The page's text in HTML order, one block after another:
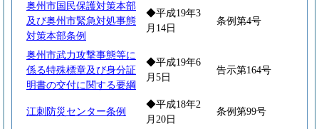
奥州市国民保護対策本部
及び奥州市緊急対処事態
対策本部条例
◆平成19年3
月14日
条例第4号
奥州市武力攻撃事態等に
係る特殊標章及び身分証
明書の交付に関する要綱
◆平成19年6
月5日
告示第164号
江刺防災センター条例
◆平成18年2
月20日
条例第99号